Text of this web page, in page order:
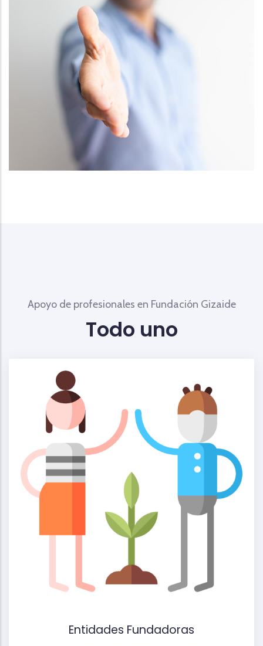
Apoyo de profesionales en Fundación Gizaide
Todo uno
Entidades Fundadoras